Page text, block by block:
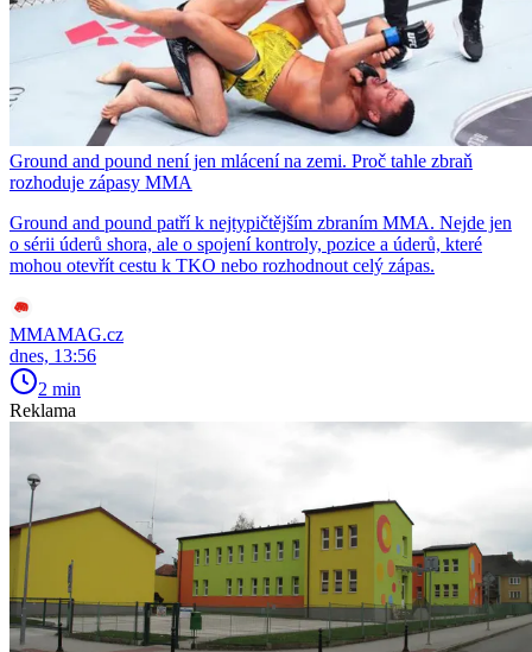
Ground and pound není jen mlácení na zemi. Proč tahle zbraň
rozhoduje zápasy MMA
Ground and pound patří k nejtypičtějším zbraním MMA. Nejde jen
o sérii úderů shora, ale o spojení kontroly, pozice a úderů, které
mohou otevřít cestu k TKO nebo rozhodnout celý zápas.
MMAMAG.cz
dnes, 13:56
2 min
Reklama